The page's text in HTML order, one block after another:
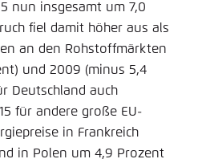
nun insgesamt um 7,0
fiel damit höher aus als
an den Rohstoffmärkten
und 2009 (minus 5,4
Deutschland auch
für andere große EU-
in Frankreich
in Polen um 4,9 Prozent